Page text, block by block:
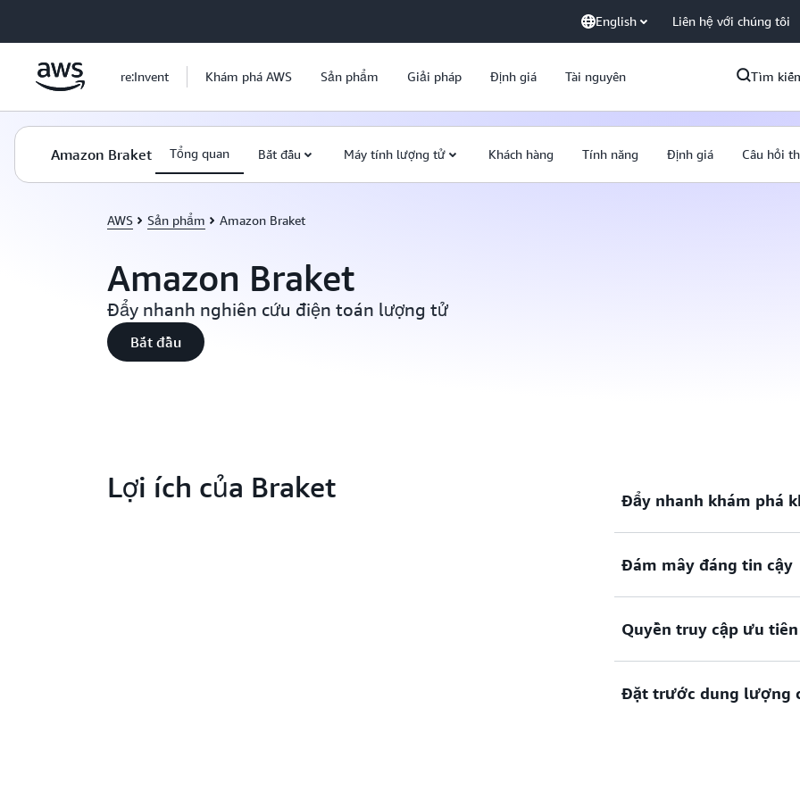
English Liên hệ với chúng tôi
re:Invent Khám phá AWS Sản phẩm Giải pháp Định giá Tài nguyên Tìm
Amazon Braket Tổng quan Bắt đầu Máy tính lượng tử Khách hàng Tính năng Định giá Câu hỏi
AWS Sản phẩm Amazon Braket
Amazon Braket
Đẩy nhanh nghiên cứu điện toán lượng tử
Bắt đầu
Lợi ích của Braket Đẩy nhanh khám phá
khác nhau bằng cách sử
Đám mây đáng tin cậy
công cụ kiểm soát quản lý
việc lượng tử lẫn cổ điển.
Quyền truy cập ưu tiên
truy cập ưu tiên vào các
Đặt trước dung lượng